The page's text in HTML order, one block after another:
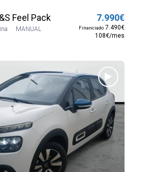
Feel Pack
MANUAL
7.990€
Financiado7.490€
108€/mes